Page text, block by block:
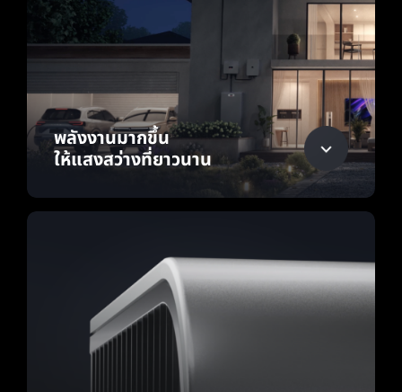
พลังงานมากขึ้น
ให้แสงสว่างที่ยาวนาน